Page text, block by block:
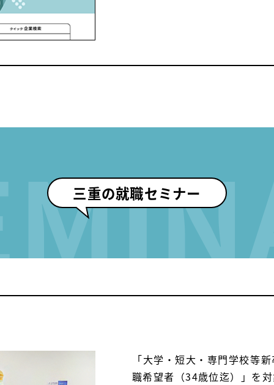
三重の就職セミナー
「大学・短大・専門学校等
職希望者（34歳位迄）」を